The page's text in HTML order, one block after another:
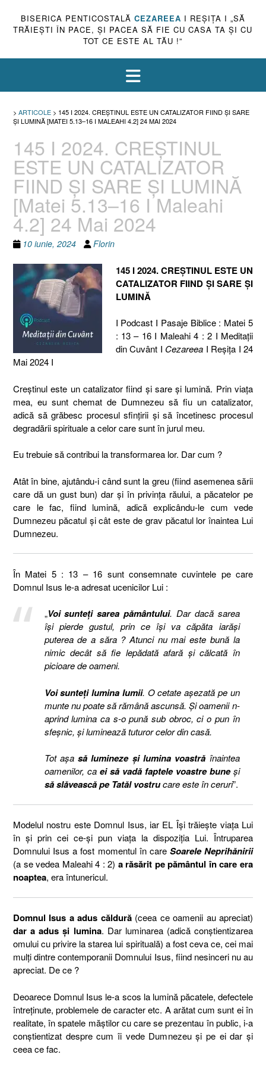
BISERICA PENTICOSTALĂ CEZAREEA I REŞIŢA I „SĂ
TRĂIEŞTI ÎN PACE, ŞI PACEA SĂ FIE CU CASA TA ŞI CU
TOT CE ESTE AL TĂU !”
> ARTICOLE > 145 I 2024. CREȘTINUL ESTE UN CATALIZATOR FIIND ȘI SARE
ȘI LUMINĂ [MATEI 5.13–16 I MALEAHI 4.2] 24 MAI 2024
145 I 2024. CREȘTINUL
ESTE UN CATALIZATOR
FIIND ȘI SARE ȘI LUMINĂ
[Matei 5.13–16 I Maleahi
4.2] 24 Mai 2024
10 iunie, 2024 Florin
145 I 2024. CREȘTINUL ESTE UN
CATALIZATOR FIIND ȘI SARE ȘI
LUMINĂ
I Podcast I Pasaje Biblice : Matei 5
: 13 – 16 I Maleahi 4 : 2 I Meditaţii
din Cuvânt I Cezareea I Reşiţa I 24
Mai 2024 I
Creștinul este un catalizator fiind și sare și lumină. Prin viața
mea, eu sunt chemat de Dumnezeu să fiu un catalizator,
adică să grăbesc procesul sfințirii și să încetinesc procesul
degradării spirituale a celor care sunt în jurul meu.
Eu trebuie să contribui la transformarea lor. Dar cum ?
Atât în bine, ajutându-i când sunt la greu (fiind asemenea sării
care dă un gust bun) dar și în privința răului, a păcatelor pe
care le fac, fiind lumină, adică explicându-le cum vede
Dumnezeu păcatul și cât este de grav păcatul lor înaintea Lui
Dumnezeu.
În Matei 5 : 13 – 16 sunt consemnate cuvintele pe care
Domnul Isus le-a adresat ucenicilor Lui :
„Voi sunteţi sarea pământului. Dar dacă sarea
îşi pierde gustul, prin ce îşi va căpăta iarăşi
puterea de a săra ? Atunci nu mai este bună la
nimic decât să fie lepădată afară şi călcată în
picioare de oameni.
Voi sunteţi lumina lumii. O cetate aşezată pe un
munte nu poate să rămână ascunsă. Şi oamenii n-
aprind lumina ca s-o pună sub obroc, ci o pun în
sfeşnic, şi luminează tuturor celor din casă.
Tot aşasă lumineze şi lumina voastră înaintea
oamenilor, ca ei să vadă faptele voastre buneşi
să slăvească pe Tatăl vostrucare este în ceruri”.
Modelul nostru este Domnul Isus, iar EL Își trăiește viața Lui
în și prin cei ce-și pun viața la dispoziția Lui. Întruparea
Domnului Isus a fost momentul în care Soarele Neprihănirii
(a se vedea Maleahi 4 : 2) a răsărit pe pământul în care era
noaptea, era întunericul.
Domnul Isus a adus căldură(ceea ce oamenii au apreciat)
dar a adus și lumina. Dar luminarea (adică conștientizarea
omului cu privire la starea lui spirituală) a fost ceva ce, cei mai
mulți dintre contemporanii Domnului Isus, fiind nesinceri nu au
apreciat. De ce ?
Deoarece Domnul Isus le-a scos la lumină păcatele, defectele
întreținute, problemele de caracter etc. A arătat cum sunt ei în
realitate, în spatele măștilor cu care se prezentau în public, i-a
conștientizat despre cum îi vede Dumnezeu și pe ei dar și
ceea ce fac.